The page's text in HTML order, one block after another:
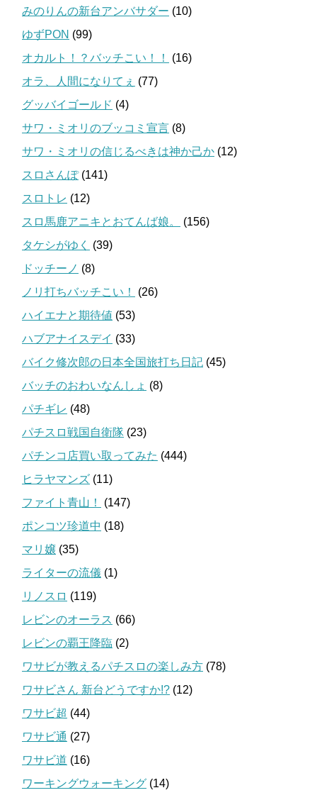
みのりんの新台アンバサダー (10)
ゆずPON (99)
オカルト！？バッチこい！！
(16)
オラ、人間になりてぇ (77)
グッバイゴールド (4)
サワ・ミオリのブッコミ宣言 (8)
サワ・ミオリの信じるべきは神か己か (12)
スロさんぽ(141)
スロトレ (12)
スロ馬鹿アニキとおてんば娘。
(156)
タケシがゆく
(39)
ドッチーノ (8)
ノリ打ちバッチこい！
(26)
ハイエナと期待値 (53)
ハブアナイスデイ (33)
バイク修次郎の日本全国旅打ち日記 (45)
バッチのおわいなんしょ (8)
パチギレ (48)
パチスロ戦国自衛隊 (23)
パチンコ店買い取ってみた (444)
ヒラヤマンズ (11)
ファイト青山！
(147)
ポンコツ珍道中 (18)
マリ嬢 (35)
ライターの流儀 (1)
リノスロ (119)
レビンのオーラス (66)
レビンの覇王降臨 (2)
ワサビが教えるパチスロの楽しみ方 (78)
ワサビさん 新台どうですか!? (12)
ワサビ超 (44)
ワサビ通 (27)
ワサビ道 (16)
ワーキングウォーキング (14)